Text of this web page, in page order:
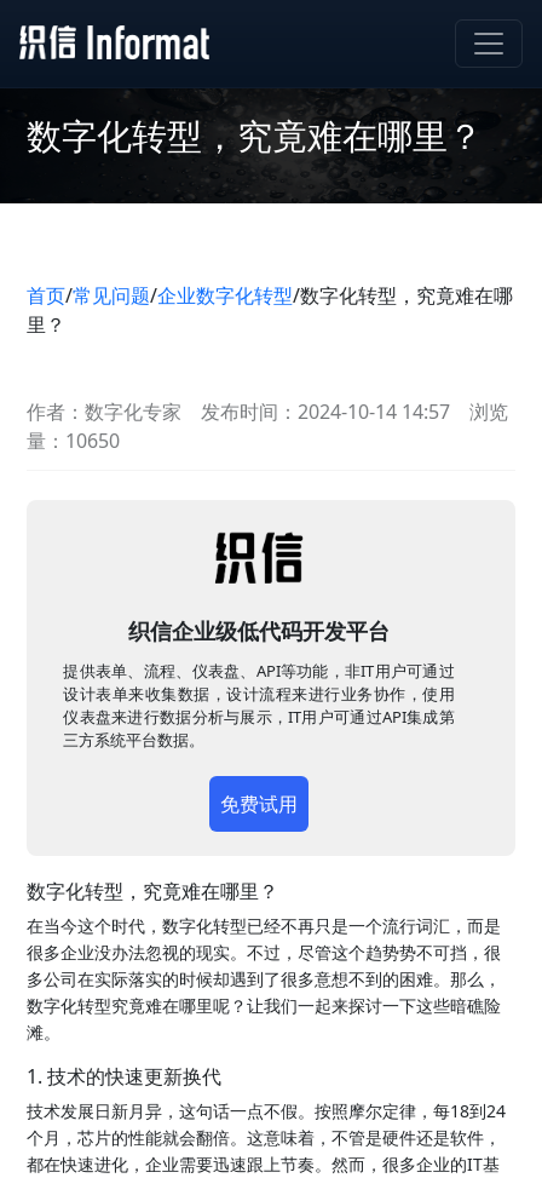
数字化转型，究竟难在哪里？
首页/常见问题/企业数字化转型/数字化转型，究竟难在哪
里？
作者：数字化专家 发布时间：2024-10-14 14:57
浏览
量：10650
织信企业级低代码开发平台
提供表单、流程、仪表盘、API等功能，非IT用户可通过
设计表单来收集数据，设计流程来进行业务协作，使用
仪表盘来进行数据分析与展示，IT用户可通过API集成第
三方系统平台数据。
免费试用
数字化转型，究竟难在哪里？
在当今这个时代，数字化转型已经不再只是一个流行词汇，而是
很多企业没办法忽视的现实。不过，尽管这个趋势势不可挡，很
多公司在实际落实的时候却遇到了很多意想不到的困难。那么，
数字化转型究竟难在哪里呢？让我们一起来探讨一下这些暗礁险
滩。
1. 技术的快速更新换代
技术发展日新月异，这句话一点不假。按照摩尔定律，每18到24
个月，芯片的性能就会翻倍。这意味着，不管是硬件还是软件，
都在快速进化，企业需要迅速跟上节奏。然而，很多企业的IT基